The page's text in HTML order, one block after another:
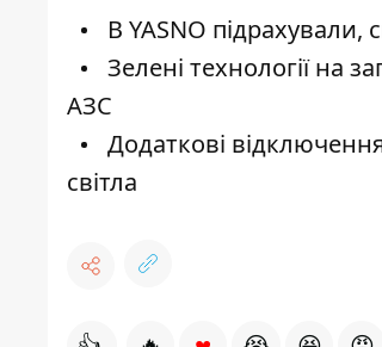
В YASNO
Зелені технології на
АЗС
Додаткові
світла